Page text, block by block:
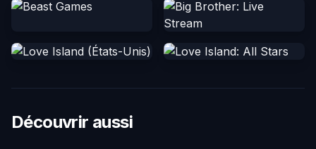
Découvrir aussi